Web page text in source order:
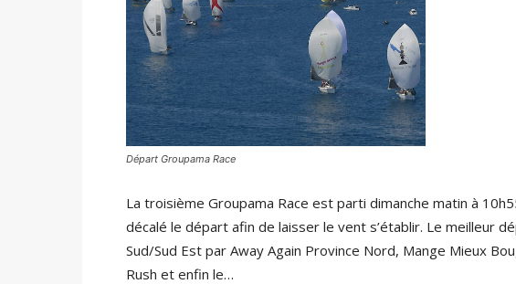
Départ Groupama Race
La troisième Groupama Race est parti dimanche matin à
décalé le départ afin de laisser le vent s’établir. Le meilleur
Sud/Sud Est par Away Again Province Nord, Mange Mieux
Rush et enfin le…